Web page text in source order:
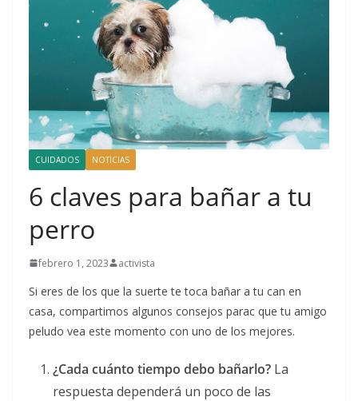
CUIDADOS NOTICIAS
6 claves para bañar a tu
perro
febrero 1, 2023 activista
Si eres de los que la suerte te toca bañar a tu can en
casa, compartimos algunos consejos parac que tu amigo
peludo vea este momento con uno de los mejores.
¿Cada cuánto tiempo debo bañarlo? La
respuesta dependerá un poco de las